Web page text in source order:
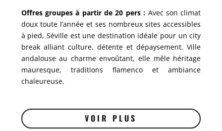
Offres groupes à partir de 20 pers : Avec son climat
doux toute l’année et ses nombreux sites accessibles
à pied, Séville est une destination idéale pour un city
break alliant culture, détente et dépaysement. Ville
andalouse au charme envoûtant, elle mêle héritage
mauresque, traditions flamenco et ambiance
chaleureuse.
VOIR PLUS